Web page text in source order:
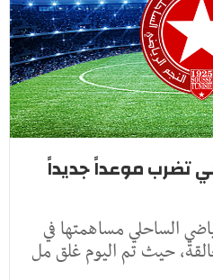
تضرب موعداً جديداً
الساحلي مساهمتها في
حيث تم اليوم غلق مل